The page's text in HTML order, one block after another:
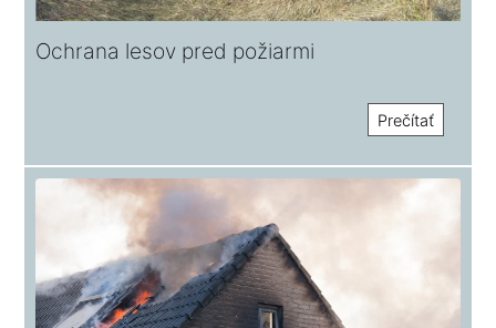
Ochrana lesov pred požiarmi
Prečítať